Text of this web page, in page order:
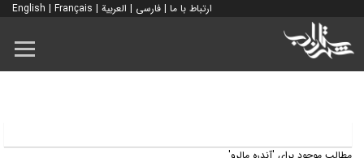
ارتباط با ما | فارسی | العربية |
English | Français